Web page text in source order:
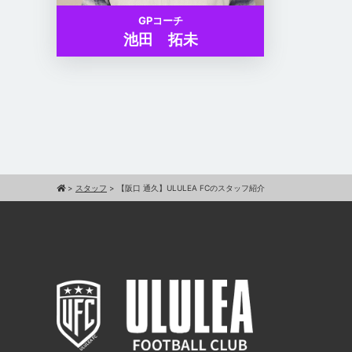
GPコーチ
池田 拓未
> スタッフ > 【阪口 通久】ULULEA FCのスタッフ紹介